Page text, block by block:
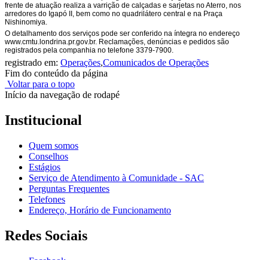
frente de atuação realiza a varrição de calçadas e sarjetas no Aterro, nos
arredores do Igapó II, bem como no quadrilátero central e na Praça
Nishinomiya.
O detalhamento dos serviços pode ser conferido na íntegra no endereço
www.cmtu.londrina.pr.gov.br. Reclamações, denúncias e pedidos são
registrados pela companhia no telefone 3379-7900.
registrado em: Operações,Comunicados de Operações
Fim do conteúdo da página
Voltar para o topo
Início da navegação de rodapé
Institucional
Quem somos
Conselhos
Estágios
Serviço de Atendimento à Comunidade - SAC
Perguntas Frequentes
Telefones
Endereço, Horário de Funcionamento
Redes Sociais